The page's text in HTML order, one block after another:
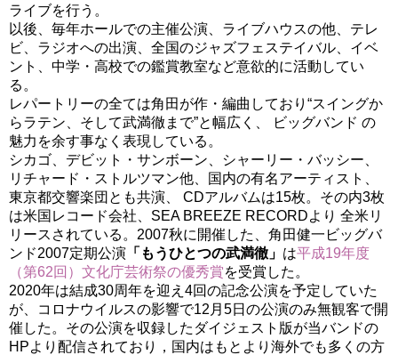
ライブを行う。
以後、毎年ホールでの主催公演、ライブハウスの他、テレ
ビ、ラジオへの出演、全国のジャズフェステイバル、イベ
ント、中学・高校での鑑賞教室など意欲的に活動してい
る。
レパートリーの全ては角田が作・編曲しており“スイングか
らラテン、そして武満徹まで”と幅広く、 ビッグバンド の
魅力を余す事なく表現している。
シカゴ、デビット・サンボーン、シャーリー・バッシー、
リチャード・ストルツマン他、国内の有名アーティスト、
東京都交響楽団とも共演、 CDアルバムは15枚。その内3枚
は米国レコード会社、SEA BREEZE RECORDより 全米リ
リースされている。2007秋に開催した、角田健一ビッグバ
ンド2007定期公演 「もうひとつの武満徹」 は平成19年度
（第62回）文化庁芸術祭の優秀賞を受賞した。
2020年は結成30周年を迎え4回の記念公演を予定していた
が、コロナウイルスの影響で12月5日の公演のみ無観客で開
催した。その公演を収録したダイジェスト版が当バンドの
HPより配信されており，国内はもとより海外でも多くの方